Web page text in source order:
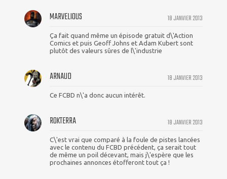
18 JANVIER 2013
MARVELIOUS
Ça fait quand même un épisode gratuit d\'Action
Comics et puis Geoff Johns et Adam Kubert sont
plutôt des valeurs sûres de l\'industrie
18 JANVIER 2013
ARNAUD
Ce FCBD n\'a donc aucun intérêt.
18 JANVIER 2013
ROKTERRA
C\'est vrai que comparé à la foule de pistes lancées
avec le contenu du FCBD précédent, ça serait tout
de même un poil décevant, mais j\'espère que les
prochaines annonces étofferont tout ça !